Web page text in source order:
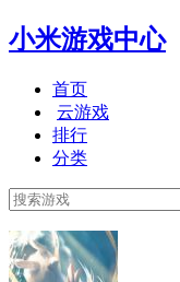
小米游戏中心
首页
云游戏
排行
分类